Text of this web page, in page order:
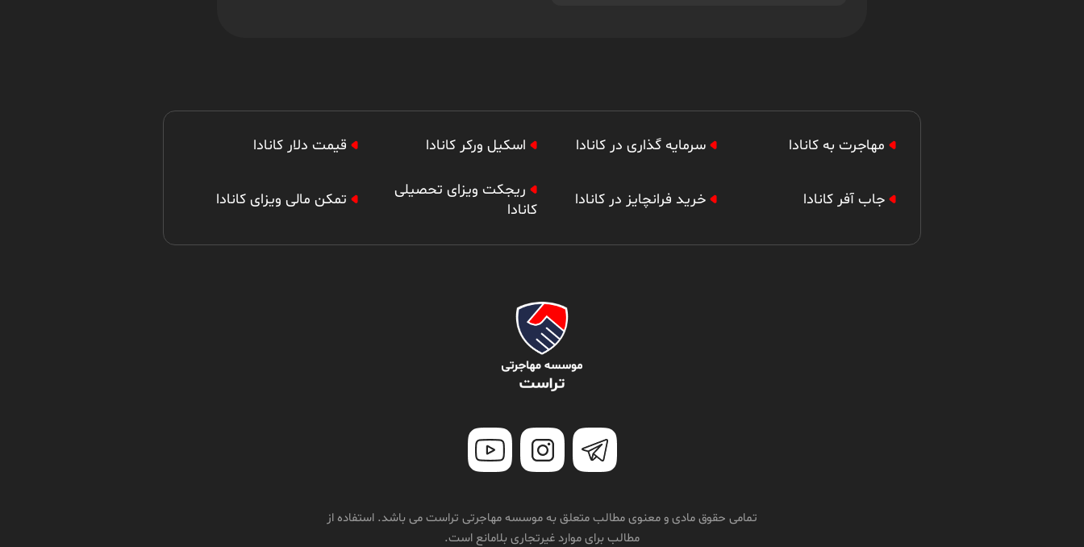
اقدام برای دو برنامه مهاجرتی
مهاجرت به کانادا سرمایه گذاری در کانادا اسکیل ورکر کانادا قیمت دلار کانادا
جاب آفر کانادا خرید فرانچایز در کانادا
ریجکت ویزای تحصیلی
کانادا
تمکن مالی ویزای کانادا
تمامی حقوق مادی و معنوی مطالب متعلق به موسسه مهاجرتی تراست می باشد. استفاده از
مطالب برای موارد غیرتجاری بلامانع است.